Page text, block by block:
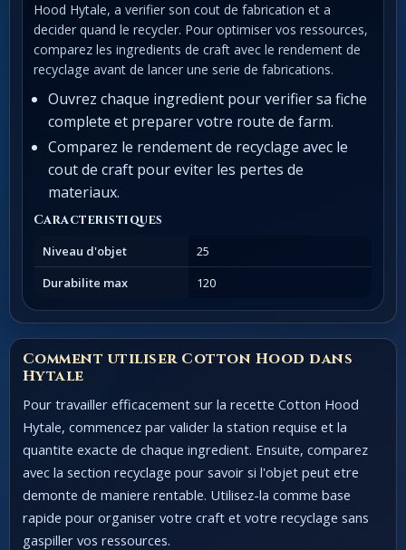
Hood Hytale, a verifier son cout de fabrication et a
decider quand le recycler. Pour optimiser vos ressources,
comparez les ingredients de craft avec le rendement de
recyclage avant de lancer une serie de fabrications.
Ouvrez chaque ingredient pour verifier sa fiche
complete et preparer votre route de farm.
Comparez le rendement de recyclage avec le
cout de craft pour eviter les pertes de
materiaux.
Caracteristiques
Niveau d'objet
25
Durabilite max
120
Comment utiliser Cotton Hood dans
Hytale
Pour travailler efficacement sur la recette Cotton Hood
Hytale, commencez par valider la station requise et la
quantite exacte de chaque ingredient. Ensuite, comparez
avec la section recyclage pour savoir si l'objet peut etre
demonte de maniere rentable. Utilisez-la comme base
rapide pour organiser votre craft et votre recyclage sans
gaspiller vos ressources.